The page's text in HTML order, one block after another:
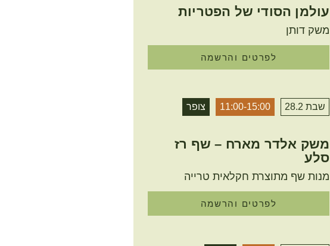
עולמן הסודי של הפטריות
משק דותן
לפרטים והרשמה
שבת 28.2 11:00-15:00 צופר
משק אלדר מארח – שף רז
סלע
מנות שף מתוצרת חקלאית טרייה
לפרטים והרשמה